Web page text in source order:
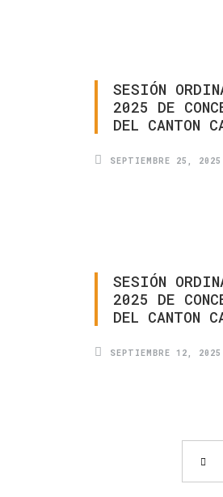
SESIÓN
2025 DE
DEL CANTON
SEPTIEMBRE 25, 2025
SESIÓN
2025 DE
DEL CANTON
SEPTIEMBRE 12, 2025